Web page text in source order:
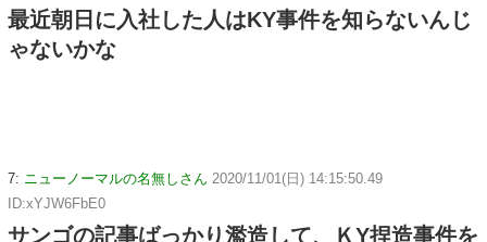
最近朝日に入社した人はKY事件を知らないんじ
ゃないかな
7: ニューノーマルの名無しさん 2020/11/01(日) 14:15:50.49
ID:xYJW6FbE0
サンゴの記事ばっかり濫造して、ＫY捏造事件を